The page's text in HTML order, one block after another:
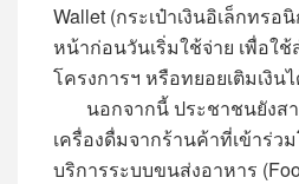
Wallet (กระเป๋าเงินอิเล็กทรอ
หน้าก่อนวันเริ่มใช้จ่าย เพื่อใ
โครงการฯ หรือทยอยเติมเงิน
นอกจากนี้ ประชาชนยังส
เครื่องดื่มจากร้านค้าที่เข้าร่ว
บริการระบบขนส่งอาหาร